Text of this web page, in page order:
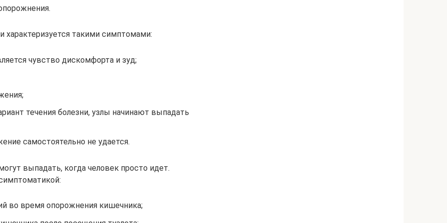
такими симптомами:
чувство дискомфорта и зуд;
течения болезни, узлы начинают выпадать
самостоятельно не удается.
выпадать, когда человек просто идет.
во время опорожнения кишечника;